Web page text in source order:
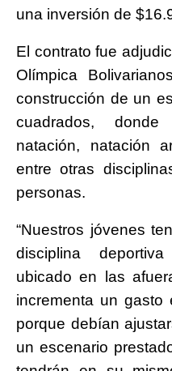
una inversión de
El contrato fue
Olímpica
construcción de un
cuadrados,
natación, natación
entre otras
personas.
“Nuestros jóvenes
disciplina
ubicado en las
incrementa un
porque debían
un escenario